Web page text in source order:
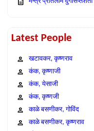
Latest People
खटावकर, कृष्णराव
कंक, कृष्णाजी
कंक, येसाजी
कंक, कृष्णजी
काळे बसणीकर, गोविंद
काळे बसणीकर, कृष्णराव